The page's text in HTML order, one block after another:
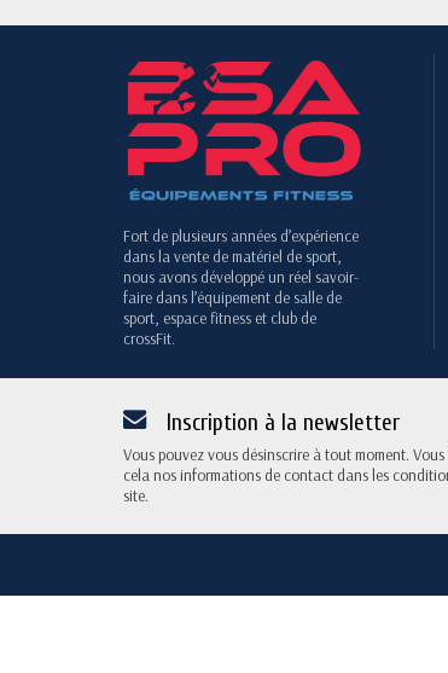
Fort de plusieurs années d’expérience
dans la vente de matériel de sport,
nous avons développé un réel savoir-
faire dans l’équipement de salle de
sport, espace fitness et club de
crossFit.
Inscription à la newsletter
Vous pouvez vous désinscrire à tout moment.
cela nos informations de contact dans les
site.